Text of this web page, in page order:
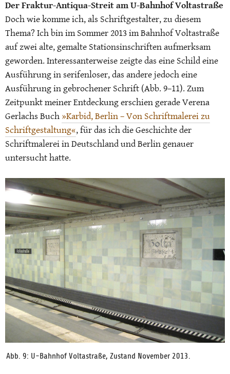
Der Fraktur-Antiqua-Streit am U-Bahnhof Voltastraße
Doch wie komme ich, als Schriftgestalter, zu diesem
Thema? Ich bin im Sommer 2013 im Bahnhof Voltastraße
auf zwei alte, gemalte Stationsinschriften aufmerksam
geworden. Interessanterweise zeigte das eine Schild eine
Ausführung in serifenloser, das andere jedoch eine
Ausführung in gebrochener Schrift (Abb. 9–11). Zum
Zeitpunkt meiner Entdeckung erschien gerade Verena
Gerlachs Buch»Karbid, Berlin – Von Schriftmalerei zu
Schriftgestaltung«, für das ich die Geschichte der
Schriftmalerei in Deutschland und Berlin genauer
untersucht hatte.
Abb. 9: U-Bahnhof Voltastraße, Zustand November 2013.